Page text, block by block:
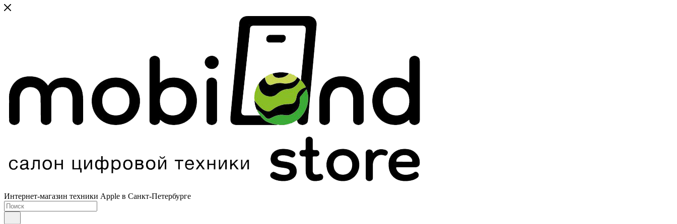
Интернет-магазин техники Apple в Санкт-Петербурге